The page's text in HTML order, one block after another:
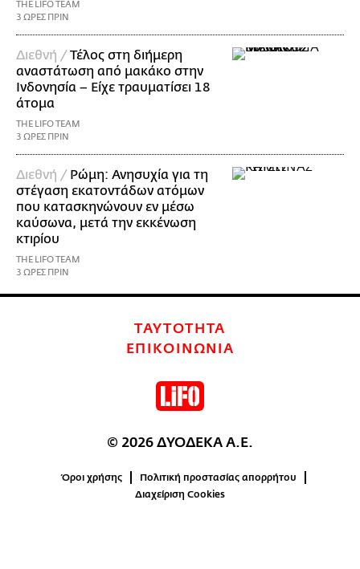
THE LIFO TEAM
3 ΩΡΕΣ ΠΡΙΝ
Διεθνή /Τέλος στη διήμερη
αναστάτωση από μακάκο στην
Ινδονησία – Είχε τραυματίσει 18
άτομα
THE LIFO TEAM
3 ΩΡΕΣ ΠΡΙΝ
Διεθνή / Ρώμη: Ανησυχία για τη
στέγαση εκατοντάδων ατόμων
που κατασκηνώνουν εν μέσω
καύσωνα, μετά την εκκένωση
κτιρίου
THE LIFO TEAM
3 ΩΡΕΣ ΠΡΙΝ
ΤΑΥΤΟΤΗΤΑ
ΕΠΙΚΟΙΝΩΝΙΑ
© 2026 ΔΥΟΔΕΚΑ Α.Ε.
Όροι χρήσης
Πολιτική προστασίας απορρήτου
Διαχείριση Cookies